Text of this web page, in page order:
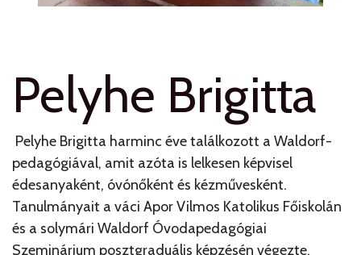
Pelyhe Brigitta
Pelyhe Brigitta harminc éve találkozott a Waldorf-
pedagógiával, amit azóta is lelkesen képvisel
édesanyaként, óvónőként és kézművesként.
Tanulmányait a váci Apor Vilmos Katolikus Főiskolán
és a solymári Waldorf Óvodapedagógiai
Szeminárium posztgraduális képzésén végezte.